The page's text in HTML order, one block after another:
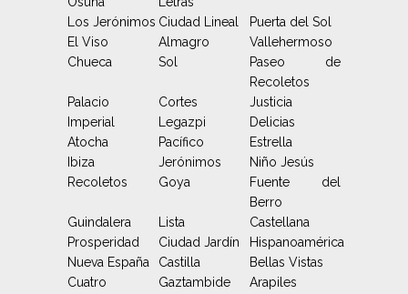
Los Jerónimos Ciudad Lineal
Puerta del Sol
El Viso
Almagro
Vallehermoso
Chueca
Sol
Paseo de
Recoletos
Palacio
Cortes
Justicia
Imperial
Legazpi
Delicias
Atocha
Pacífico
Estrella
Ibiza
Jerónimos
Niño Jesús
Recoletos
Goya
Fuente del
Berro
Guindalera
Lista
Castellana
Prosperidad
Ciudad Jardín
Hispanoamérica
Nueva España
Castilla
Bellas Vistas
Cuatro
Gaztambide Arapiles